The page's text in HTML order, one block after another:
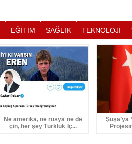
EĞİTİM SAĞLIK TEKNOLOJİ
Ne amerika, ne rusya ne de
çin, her şey Türklük İç...
Şuşa’ya